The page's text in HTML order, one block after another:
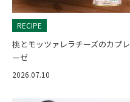
RECIPE
桃とモッツァレラチーズのカプレ
ーゼ
2026.07.10